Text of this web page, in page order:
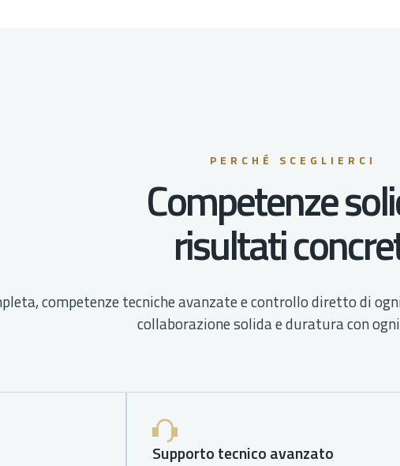
PERCHÉ SCEGLIERCI
Competenze
risultati
competenze tecniche avanzate e controllo diretto di
collaborazione solida e duratura con
Supporto tecnico avanzato